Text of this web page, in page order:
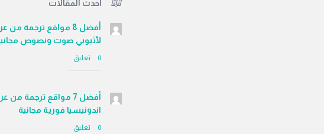
احدث المقالات
أفضل 8 مواقع ترجمة من
لأثيوبي صوت ونصوص
‫0 تعليق
أفضل 7 مواقع ترجمة من
اندونيسيا فورية مجانية
‫0 تعليق